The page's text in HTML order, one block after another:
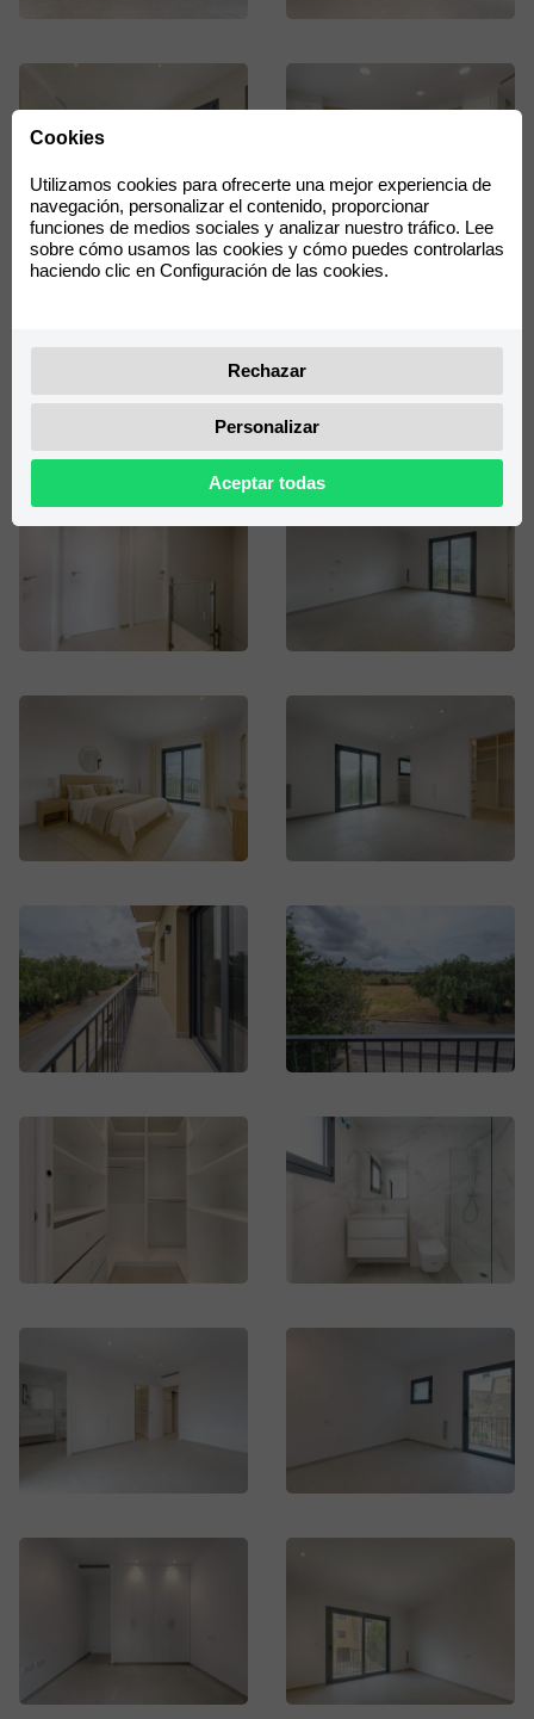
Cookies
Utilizamos cookies para ofrecerte una mejor experiencia de
navegación, personalizar el contenido, proporcionar
funciones de medios sociales y analizar nuestro tráfico. Lee
sobre cómo usamos las cookies y cómo puedes controlarlas
haciendo clic en Configuración de las cookies.
Rechazar
Personalizar
Aceptar todas